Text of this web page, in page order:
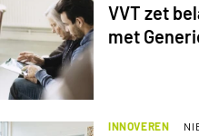
VVT zet
met
INNOVEREN